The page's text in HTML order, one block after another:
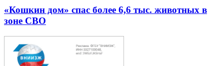
«Кошкин дом» спас более 6,6 тыс. животных в
зоне СВО